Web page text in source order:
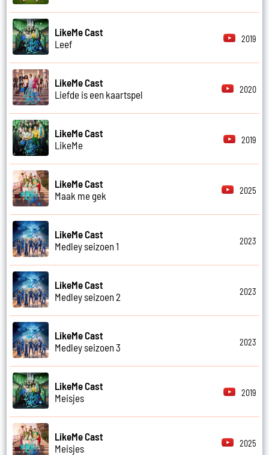
LikeMe Cast
Leef
2019
LikeMe Cast
Liefde is een kaartspel
2020
LikeMe Cast
LikeMe
2019
LikeMe Cast
Maak me gek
2025
LikeMe Cast
Medley seizoen 1
2023
LikeMe Cast
Medley seizoen 2
2023
LikeMe Cast
Medley seizoen 3
2023
LikeMe Cast
Meisjes
2019
LikeMe Cast
Meisjes
2025